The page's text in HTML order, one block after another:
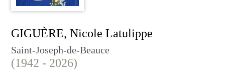
GIGUÈRE, Nicole Latulippe
Saint-Joseph-de-Beauce
(1942 - 2026)